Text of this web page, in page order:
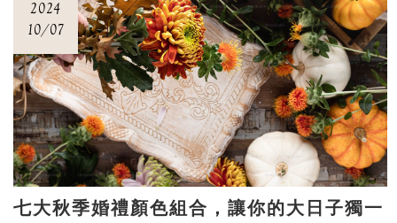
2024
10/07
七大秋季婚禮顏色組合，讓你的大日子獨一